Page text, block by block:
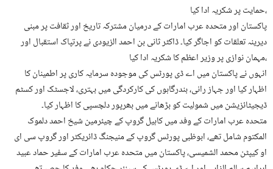
حمایت پر شکریہ ادا کیا،
پاکستان اور متحدہ عرب امارات کے درمیان مشترکہ تاریخ اور ثقافت پر مبنی
دیرینہ تعلقات کو اجاگر کیا۔ ڈاکٹر ثانی بن احمد الزیودی نے پرتپاک استقبال اور
مہمان نوازی پر وزیر اعظم کا شکریہ ادا کیا،
انہوں نے پاکستان میں اے ڈی پورٹس کی موجودہ سرمایہ کاری پر اطمینان کا
اظہار کیا اور جہاز رانی، بندرگاہوں کی کارکردگی میں بہتری، لاجسٹک اور کسٹم
ڈیجیٹائزیشن میں شمولیت کو بڑھانے میں بھرپور دلچسپی کا اظہار کیا۔
متحدہ عرب امارات کے وفد میں کاہیل گروپ کے چیئرمین شیخ احمد دلموک
المکتوم شامل تھے، ابوظبی پورٹس گروپ کے منیجنگ ڈائریکٹر اور گروپ سی ای
او کیپٹن محمد الشمیسی، پاکستان میں متحدہ عرب امارات کے سفیر حماد عبید